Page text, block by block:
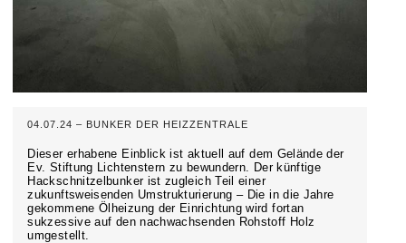
04.07.24 – BUNKER DER HEIZZENTRALE
Dieser erhabene Einblick ist aktuell auf dem Gelände der
Ev. Stiftung Lichtenstern zu bewundern. Der künftige
Hackschnitzelbunker ist zugleich Teil einer
zukunftsweisenden Umstrukturierung – Die in die Jahre
gekommene Ölheizung der Einrichtung wird fortan
sukzessive auf den nachwachsenden Rohstoff Holz
umgestellt.